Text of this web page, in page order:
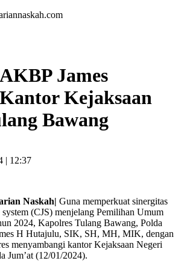
James
Kejaksaan
Bawang
| 12:37
Naskah| Guna memperkuat sinergitas
(CJS) menjelang Pemilihan Umum
2024, Kapolres Tulang Bawang, Polda
H Hutajulu, SIK, SH, MH, MIK, dengan
menyambangi kantor Kejaksaan Negeri
Jum’at (12/01/2024).